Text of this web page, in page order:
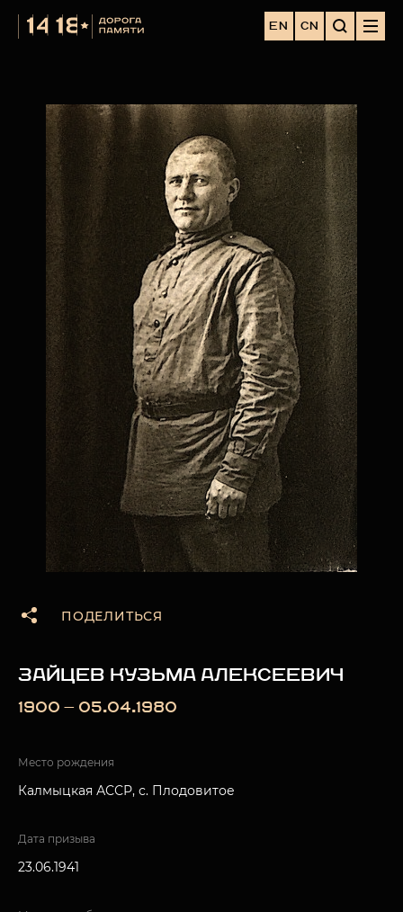
EN CN
ПОДЕЛИТЬСЯ
ЗАЙЦЕВ КУЗЬМА АЛЕКСЕЕВИЧ
1900 — 05.04.1980
Место рождения
Калмыцкая АССР, с. Плодовитое
Дата призыва
23.06.1941